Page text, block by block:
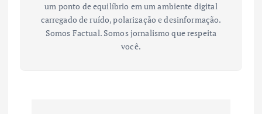
um ponto de equilíbrio em um ambiente digital
carregado de ruído, polarização e desinformação.
Somos Factual. Somos jornalismo que respeita
você.